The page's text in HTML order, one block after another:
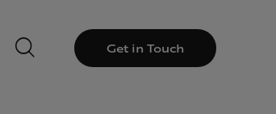
Get in Touch